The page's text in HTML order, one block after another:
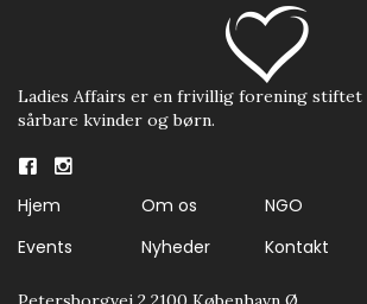
Ladies Affairs er en frivillig forening stiftet
sårbare kvinder og børn.
Hjem Om os NGO
Events
Nyheder Kontakt